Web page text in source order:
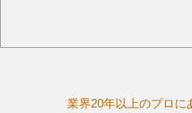
業界20年以上のプロに